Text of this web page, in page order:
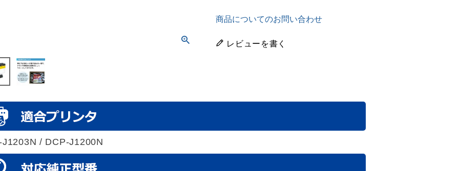
商品についてのお問い合わせ
レビューを書く
J1203N / DCP-J1200N